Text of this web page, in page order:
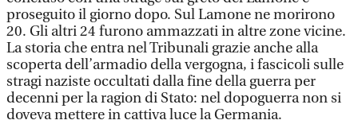
proseguito il giorno dopo. Sul Lamone ne morirono
20. Gli altri 24 furono ammazzati in altre zone vicine.
La storia che entra nel Tribunali grazie anche alla
scoperta dell’armadio della vergogna, i fascicoli sulle
stragi naziste occultati dalla fine della guerra per
decenni per la ragion di Stato: nel dopoguerra non si
doveva mettere in cattiva luce la Germania.